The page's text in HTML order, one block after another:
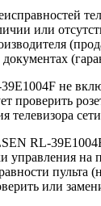
или
не
проверить
телевизора
RL-
управления на
пульта
или